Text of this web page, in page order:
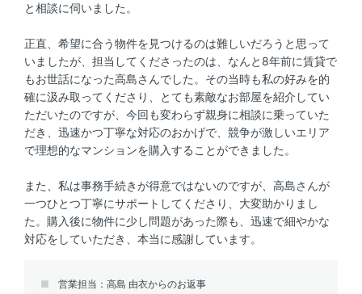
と相談に伺いました。
正直、希望に合う物件を見つけるのは難しいだろうと思って
いましたが、担当してくださったのは、なんと8年前に賃貸で
もお世話になった高島さんでした。その当時も私の好みを的
確に汲み取ってくださり、とても素敵なお部屋を紹介してい
ただいたのですが、今回も変わらず親身に相談に乗っていた
だき、迅速かつ丁寧な対応のおかげで、競争が激しいエリア
で理想的なマンションを購入することができました。
また、私は事務手続きが得意ではないのですが、高島さんが
一つひとつ丁寧にサポートしてくださり、大変助かりまし
た。購入後に物件に少し問題があった際も、迅速で細やかな
対応をしていただき、本当に感謝しています。
営業担当：高島 由衣からのお返事